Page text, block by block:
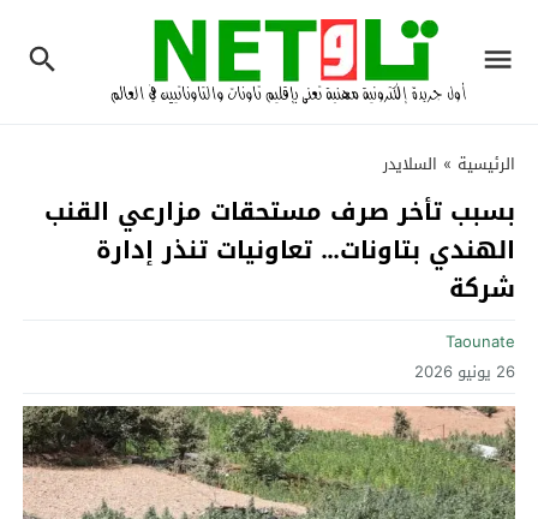
الرئيسية » السلايدر
بسبب تأخر صرف مستحقات مزارعي القنب
الهندي بتاونات… تعاونيات تنذر إدارة
شركة
Taounate
26 يونيو 2026